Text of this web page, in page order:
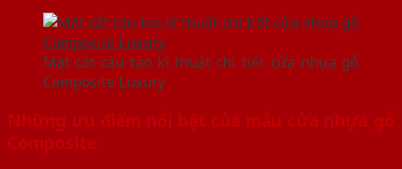
Mặt cắt cấu tạo kĩ thuật chi tiết cửa nhựa gỗ
Composite Luxury
Những ưu điểm nổi bật của mẫu cửa nhựa gỗ
Composite